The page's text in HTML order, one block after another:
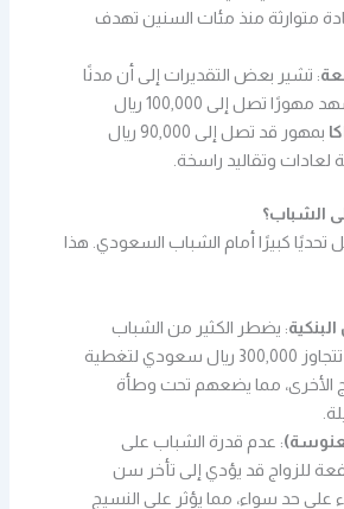
متوارثة منذ مئات السنين تهدف
: تشير بعض التقديرات إلى أن مدنًا
قد تشهد مهورًا تصل إلى 100,000 ريال
بمهور قد تصل إلى 90,000 ريال
وتقاليد راسخة.
الشباب؟
تحديًا كبيرًا أمام الشباب السعودي. هذا
: يضطر الكثير من الشباب
للاقتراض بمبالغ قد تتجاوز 300,000 ريال سعودي لتغطية
الأخرى، مما يضعهم تحت وطأة
: عدم قدرة الشباب على
للزواج قد يؤدي إلى تأخر سن
على حد سواء، مما يؤثر على النسيج